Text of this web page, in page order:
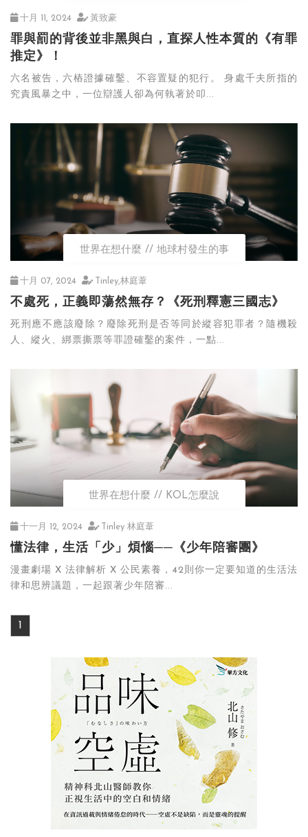
十月 11, 2024 黃致豪
罪與罰的背後並非黑與白，直探人性本質的《有罪
推定》！
六名被告，六樁證據確鑿、不容置疑的犯行。 身處千夫所指的
究責風暴之中，一位辯護人卻為何執著於叩...
世界在想什麼 地球村發生的事
十月 07, 2024 Tinley,林庭葦
不處死，正義即蕩然無存？《死刑釋憲三國志》
死刑應不應該廢除？廢除死刑是否等同於縱容犯罪者？隨機殺
人、縱火、綁票撕票等罪證確鑿的案件，一點...
世界在想什麼 KOL怎麼說
十一月 12, 2024 Tinley 林庭葦
懂法律，生活「少」煩惱──《少年陪審團》
漫畫劇場 X 法律解析 X 公民素養，42則你一定要知道的生活法
律和思辨議題，一起跟著少年陪審...
1